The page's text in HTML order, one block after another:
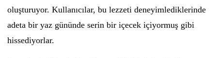
oluşturuyor. Kullanıcılar, bu lezzeti deneyimlediklerinde
adeta bir yaz gününde serin bir içecek içiyormuş gibi
hissediyorlar.